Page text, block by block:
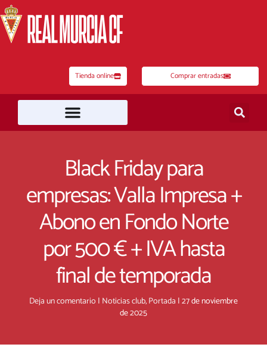
al
contenido
Tienda online Comprar entradas
Black Friday para
empresas: Valla Impresa +
Abono en Fondo Norte
por 500 € + IVA hasta
final de temporada
Deja un comentario | Noticias club,Portada |27 de noviembre
de 2025